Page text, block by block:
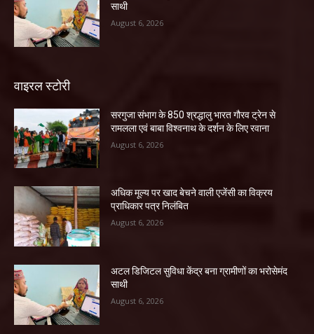
साथी
August 6, 2026
वाइरल स्टोरी
सरगुजा संभाग के 850 श्रद्धालु भारत गौरव ट्रेन से
रामलला एवं बाबा विश्वनाथ के दर्शन के लिए रवाना
August 6, 2026
अधिक मूल्य पर खाद बेचने वाली एजेंसी का विक्रय
प्राधिकार पत्र निलंबित
August 6, 2026
अटल डिजिटल सुविधा केंद्र बना ग्रामीणों का भरोसेमंद
साथी
August 6, 2026